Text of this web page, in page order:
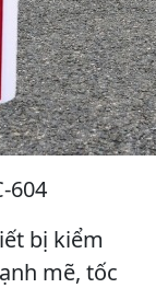
604
bị kiểm
mẽ, tốc